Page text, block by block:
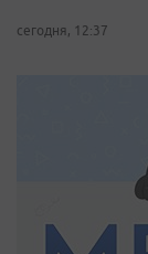
сегодня, 12:37